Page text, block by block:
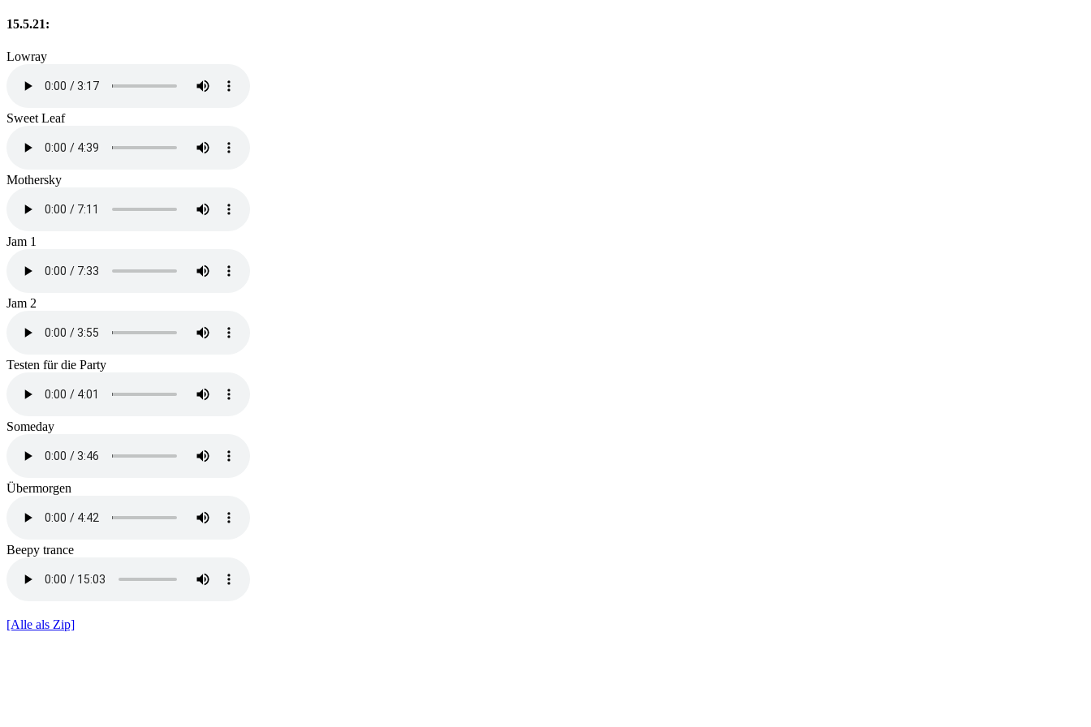
15.5.21:
Lowray
Sweet Leaf
Mothersky
Jam 1
Jam 2
Testen für die Party
Someday
Übermorgen
Beepy trance
[Alle als Zip]